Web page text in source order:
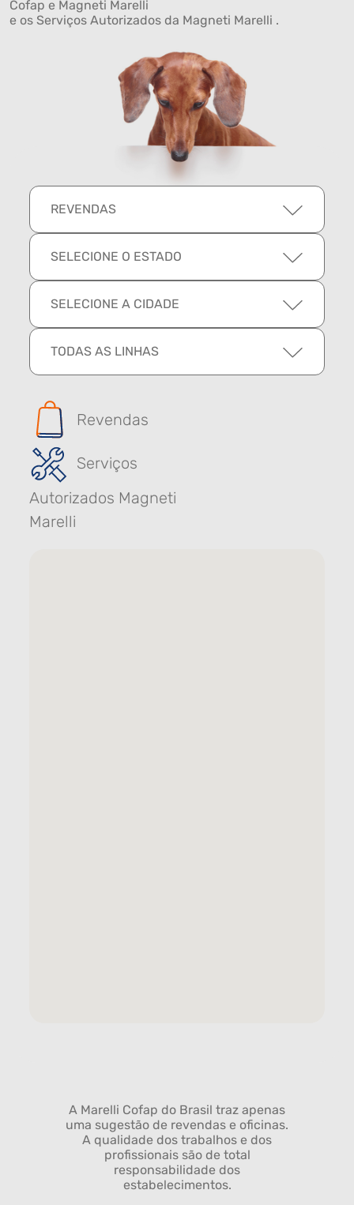
Cofap e Magneti Marelli
e os Serviços Autorizados da Magneti Marelli .
REVENDAS
SELECIONE O ESTADO
SELECIONE A CIDADE
TODAS AS LINHAS
Revendas
Serviços
Autorizados Magneti
Marelli
A Marelli Cofap do Brasil traz apenas
uma sugestão de revendas e oficinas.
A qualidade dos trabalhos e dos
profissionais são de total
responsabilidade dos
estabelecimentos.